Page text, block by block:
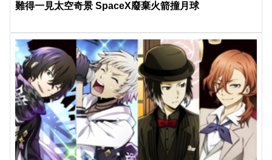
難得一見太空奇景 SpaceX廢棄火箭撞月球